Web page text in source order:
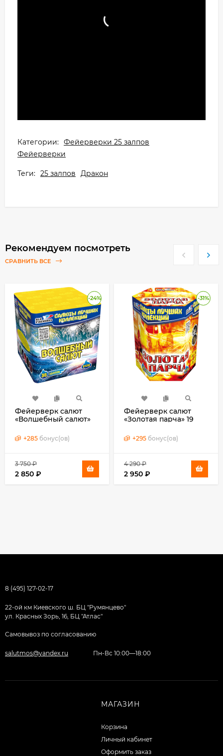
Категории: Фейерверки 25 залпов
Фейерверки
Теги: 25 залпов Дракон
Рекомендуем посмотреть
СРАВНИТЬ ВСЕ
-24%
Фейерверк салют
«Волшебный салют»
+285 бонус(ов)
3 750₽
2 850 ₽
-31%
Фейерверк салют
«Золотая парча» 19
+295 бонус(ов)
4 290₽
2 950 ₽
8 (495) 127-02-17
22-ой км Киевского ш. БЦ "Румянцево"
ул. Красных Зорь, 16, БЦ "Атлас"
Самовывоз по согласованию
salutmos@yandex.ru Пн-Вс 10:00—18:00
МАГАЗИН
Корзина
Личный кабинет
Оформить заказ